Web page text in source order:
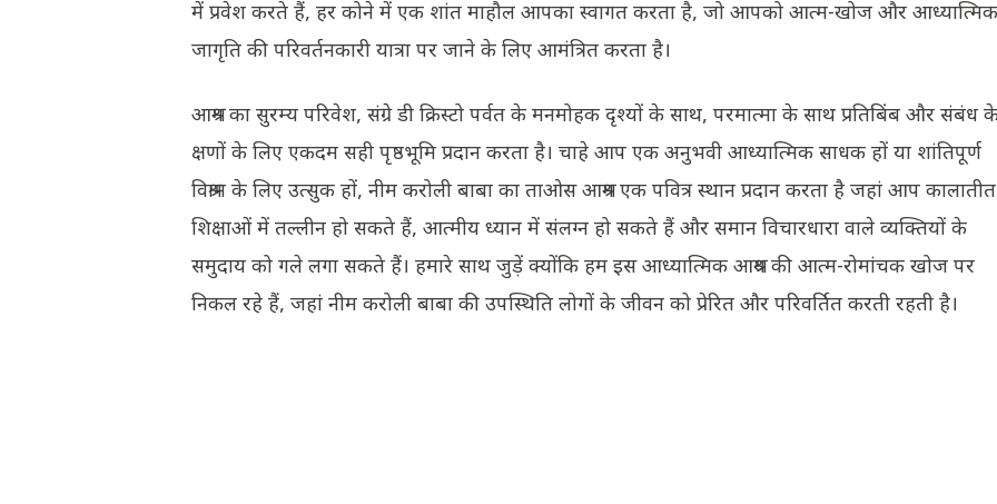
में प्रवेश करते हैं, हर कोने में एक शांत माहौल आपका स्वागत करता है, जो आपको आत्म-खोज और आध्यात्मिक
जागृति की परिवर्तनकारी यात्रा पर जाने के लिए आमंत्रित करता है।
आश्रम का सुरम्य परिवेश, संग्रे डी क्रिस्टो पर्वत के मनमोहक दृश्यों के साथ, परमात्मा के साथ प्रतिबिंब और संबंध
क्षणों के लिए एकदम सही पृष्ठभूमि प्रदान करता है। चाहे आप एक अनुभवी आध्यात्मिक साधक हों या शांतिपूर्ण
विश्राम के लिए उत्सुक हों, नीम करोली बाबा का ताओस आश्रम एक पवित्र स्थान प्रदान करता है जहां आप कालातीत
शिक्षाओं में तल्लीन हो सकते हैं, आत्मीय ध्यान में संलग्न हो सकते हैं और समान विचारधारा वाले व्यक्तियों के
समुदाय को गले लगा सकते हैं। हमारे साथ जुड़ें क्योंकि हम इस आध्यात्मिक आश्रय की आत्म-रोमांचक खोज पर
निकल रहे हैं, जहां नीम करोली बाबा की उपस्थिति लोगों के जीवन को प्रेरित और परिवर्तित करती रहती है।